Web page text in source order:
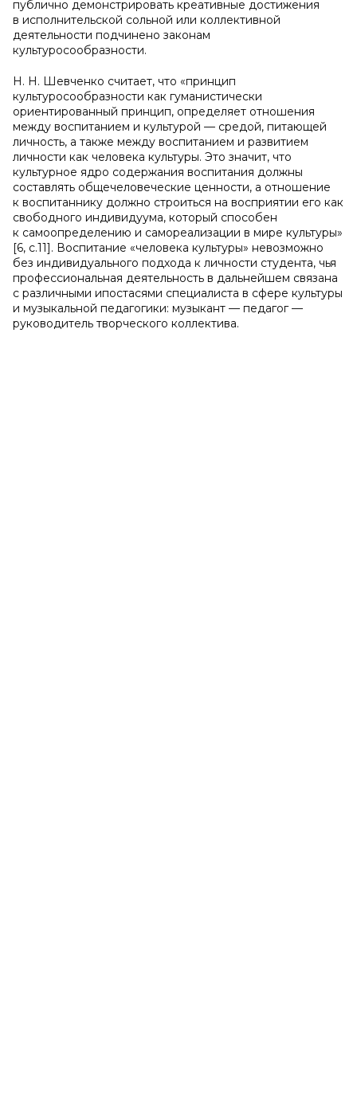
публично демонстрировать креативные достижения
в исполнительской сольной или коллективной
деятельности подчинено законам
культуросообразности.
Н. Н. Шевченко считает, что «принцип
культуросообразности как гуманистически
ориентированный принцип, определяет отношения
между воспитанием и культурой — средой, питающей
личность, а также между воспитанием и развитием
личности как человека культуры. Это значит, что
культурное ядро содержания воспитания должны
составлять общечеловеческие ценности, а отношение
к воспитаннику должно строиться на восприятии его как
свободного индивидуума, который способен
к самоопределению и самореализации в мире культуры»
[6, с.11]. Воспитание «человека культуры» невозможно
без индивидуального подхода к личности студента, чья
профессиональная деятельность в дальнейшем связана
с различными ипостасями специалиста в сфере культуры
и музыкальной педагогики: музыкант — педагог —
руководитель творческого коллектива.